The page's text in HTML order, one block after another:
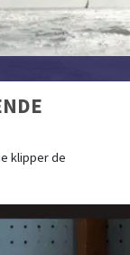
klipper de